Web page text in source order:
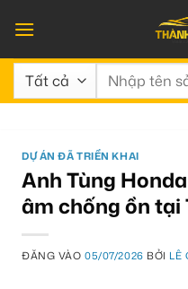
qua
nội
dung
Tìm
DỰ ÁN ĐÃ TRIỂN KHAI
Anh Tùng
âm chống ồn tại
ĐĂNG VÀO05/07/2026 BỞI LÊ